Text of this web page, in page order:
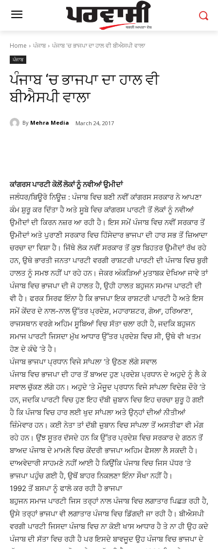
Home ਪੰਜਾਬ ਪੰਜਾਬ 'ਚ ਭਾਜਪਾ ਦਾ ਹਾਲ ਵੀ ਬੀਐਸਪੀ ਵਾਲਾ
ਪੰਜਾਬ
ਪੰਜਾਬ ‘ਚ ਭਾਜਪਾ ਦਾ ਹਾਲ ਵੀ
ਬੀਐਸਪੀ ਵਾਲਾ
By Mehra Media March 24, 2017
ਕਾਂਗਰਸ ਪਾਰਟੀ ਕੋਲੋਂ ਲੋਕਾਂ ਨੂੰ ਨਵੀਆਂ ਉਮੀਦਾਂ
ਜਲੰਧਰ/ਬਿਊਰੋ ਨਿਊਜ਼ : ਪੰਜਾਬ ਵਿਚ ਬਣੀ ਨਵੀਂ ਕਾਂਗਰਸ ਸਰਕਾਰ ਨੇ ਆਪਣਾ
ਕੰਮ ਸ਼ੁਰੂ ਕਰ ਦਿੱਤਾ ਹੈ ਅਤੇ ਸੂਬੇ ਵਿਚ ਕਾਂਗਰਸ ਪਾਰਟੀ ਤੋਂ ਲੋਕਾਂ ਨੂੰ ਨਵੀਆਂ
ਉਮੀਦਾਂ ਦੀ ਕਿਰਨ ਨਜ਼ਰ ਆ ਰਹੀ ਹੈ। ਇਸ ਸਮੇਂ ਪੰਜਾਬ ਵਿਚ ਨਵੀਂ ਸਰਕਾਰ ਤੋਂ
ਉਮੀਦਾਂ ਅਤੇ ਪੁਰਾਣੀ ਸਰਕਾਰ ਵਿਚ ਹਿੱਸੇਦਾਰ ਭਾਜਪਾ ਦੀ ਹਾਰ ਸਭ ਤੋਂ ਜ਼ਿਆਦਾ
ਚਰਚਾ ਦਾ ਵਿਸ਼ਾ ਹੈ। ਜਿੱਥੇ ਲੋਕ ਨਵੀਂ ਸਰਕਾਰ ਤੋਂ ਕੁਝ ਬਿਹਤਰ ਉਮੀਦਾਂ ਰੱਖ ਰਹੇ
ਹਨ, ਉਥੇ ਭਾਰਤੀ ਜਨਤਾ ਪਾਰਟੀ ਵਰਗੀ ਰਾਸ਼ਟਰੀ ਪਾਰਟੀ ਦੀ ਪੰਜਾਬ ਵਿਚ ਬੁਰੀ
ਹਾਲਤ ਨੂੰ ਸਮਝ ਨਹੀਂ ਪਾ ਰਹੇ ਹਨ। ਜੇਕਰ ਅੰਕੜਿਆਂ ਮੁਤਾਬਕ ਦੇਖਿਆ ਜਾਵੇ ਤਾਂ
ਪੰਜਾਬ ਵਿਚ ਭਾਜਪਾ ਦੀ ਜੋ ਹਾਲਤ ਹੈ, ਉਹੀ ਹਾਲਤ ਬਹੁਜਨ ਸਮਾਜ ਪਾਰਟੀ ਦੀ
ਵੀ ਹੈ। ਫਰਕ ਸਿਰਫ ਇੰਨਾ ਹੈ ਕਿ ਭਾਜਪਾ ਇਕ ਰਾਸ਼ਟਰੀ ਪਾਰਟੀ ਹੈ ਅਤੇ ਇਸ
ਸਮੇਂ ਕੇਂਦਰ ਦੇ ਨਾਲ-ਨਾਲ ਉੱਤਰ ਪ੍ਰਦੇਸ਼, ਮਹਾਰਾਸ਼ਟਰ, ਗੋਆ, ਹਰਿਆਣਾ,
ਰਾਜਸਥਾਨ ਵਰਗੇ ਅਹਿਮ ਸੂਬਿਆਂ ਵਿਚ ਸੱਤਾ ਚਲਾ ਰਹੀ ਹੈ, ਜਦਕਿ ਬਹੁਜਨ
ਸਮਾਜ ਪਾਰਟੀ ਜਿਸਦਾ ਮੁੱਖ ਆਧਾਰ ਉੱਤਰ ਪ੍ਰਦੇਸ਼ ਵਿਚ ਸੀ, ਉਥੇ ਵੀ ਖਤਮ
ਹੋਣ ਦੇ ਕੰਢੇ ‘ਤੇ ਹੈ।
ਪੰਜਾਬ ਭਾਜਪਾ ਪ੍ਰਧਾਨ ਵਿਜੇ ਸਾਂਪਲਾ ‘ਤੇ ਉਠਣ ਲੱਗੇ ਸਵਾਲ
ਪੰਜਾਬ ਵਿਚ ਭਾਜਪਾ ਦੀ ਹਾਰ ਤੋਂ ਬਾਅਦ ਹੁਣ ਪ੍ਰਦੇਸ਼ ਪ੍ਰਧਾਨ ਦੇ ਅਹੁਦੇ ਨੂੰ ਲੈ ਕੇ
ਸਵਾਲ ਚੁੱਕਣ ਲੱਗੇ ਹਨ। ਅਹੁਦੇ ‘ਤੇ ਮੌਜੂਦ ਪ੍ਰਧਾਨ ਵਿਜੇ ਸਾਂਪਲਾ ਵਿਦੇਸ਼ ਦੌਰੇ ‘ਤੇ
ਹਨ, ਜਦਕਿ ਪਾਰਟੀ ਵਿਚ ਹੁਣ ਇਹ ਦੱਬੀ ਜ਼ੁਬਾਨ ਵਿਚ ਇਹ ਚਰਚਾ ਸ਼ੁਰੂ ਹੋ ਗਈ
ਹੈ ਕਿ ਪੰਜਾਬ ਵਿਚ ਹਾਰ ਲਈ ਖੁਦ ਸਾਂਪਲਾ ਅਤੇ ਉਨ੍ਹਾਂ ਦੀਆਂ ਨੀਤੀਆਂ
ਜ਼ਿੰਮੇਵਾਰ ਹਨ। ਕਈ ਨੇਤਾ ਤਾਂ ਦੱਬੀ ਜ਼ੁਬਾਨ ਵਿਚ ਸਾਂਪਲਾ ਤੋਂ ਅਸਤੀਫਾ ਵੀ ਮੰਗ
ਰਹੇ ਹਨ। ਉਂਝ ਸੂਤਰ ਦੱਸਦੇ ਹਨ ਕਿ ਉੱਤਰ ਪ੍ਰਦੇਸ਼ ਵਿਚ ਸਰਕਾਰ ਦੇ ਗਠਨ ਤੋਂ
ਬਾਅਦ ਪੰਜਾਬ ਦੇ ਮਾਮਲੇ ਵਿਚ ਕੇਂਦਰੀ ਭਾਜਪਾ ਅਹਿਮ ਫੈਸਲਾ ਲੈ ਸਕਦੀ ਹੈ।
ਦਾਅਵੇਦਾਰੀ ਸਾਹਮਣੇ ਨਹੀਂ ਆਈ ਹੈ ਕਿਉਂਕਿ ਪੰਜਾਬ ਵਿਚ ਜਿਸ ਪੱਧਰ ‘ਤੇ
ਭਾਜਪਾ ਪਹੁੰਚ ਗਈ ਹੈ, ਉਥੋਂ ਬਾਹਰ ਨਿਕਲਣਾ ਇੰਨਾ ਸੌਖਾ ਨਹੀਂ ਹੈ।
1992 ਤੋਂ ਬਸਪਾ ਨੂੰ ਫਾਲੋ ਕਰ ਰਹੀ ਹੈ ਭਾਜਪਾ
ਬਹੁਜਨ ਸਮਾਜ ਪਾਰਟੀ ਜਿਸ ਤਰ੍ਹਾਂ ਨਾਲ ਪੰਜਾਬ ਵਿਚ ਲਗਾਤਾਰ ਪਿਛੜ ਰਹੀ ਹੈ,
ਉਸੇ ਤਰ੍ਹਾਂ ਭਾਜਪਾ ਵੀ ਲਗਾਤਾਰ ਪੰਜਾਬ ਵਿਚ ਡਿੱਗਦੀ ਜਾ ਰਹੀ ਹੈ। ਬੀਐਸਪੀ
ਵਰਗੀ ਪਾਰਟੀ ਜਿਸਦਾ ਪੰਜਾਬ ਵਿਚ ਨਾ ਕੋਈ ਖਾਸ ਆਧਾਰ ਹੈ ਤੇ ਨਾ ਹੀ ਉਹ ਕਦੇ
ਪੰਜਾਬ ਦੀ ਸੱਤਾ ਵਿਚ ਰਹੀ ਹੈ ਪਰ ਇਸਦੇ ਬਾਵਜੂਦ ਉਹ ਪੰਜਾਬ ਵਿਚ ਭਾਜਪਾ ਦੇ